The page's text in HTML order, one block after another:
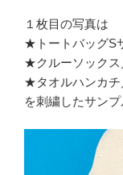
１枚目の写真は
★トートバッグS
★クルーソックス
★タオルハンカチ
を刺繍したサンプ